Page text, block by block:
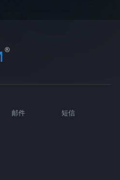
邮件
短信